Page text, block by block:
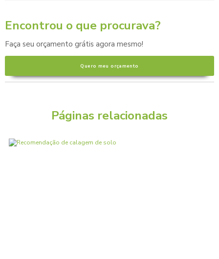
Encontrou o que procurava?
Faça seu orçamento grátis agora mesmo!
Quero meu orçamento
Páginas relacionadas